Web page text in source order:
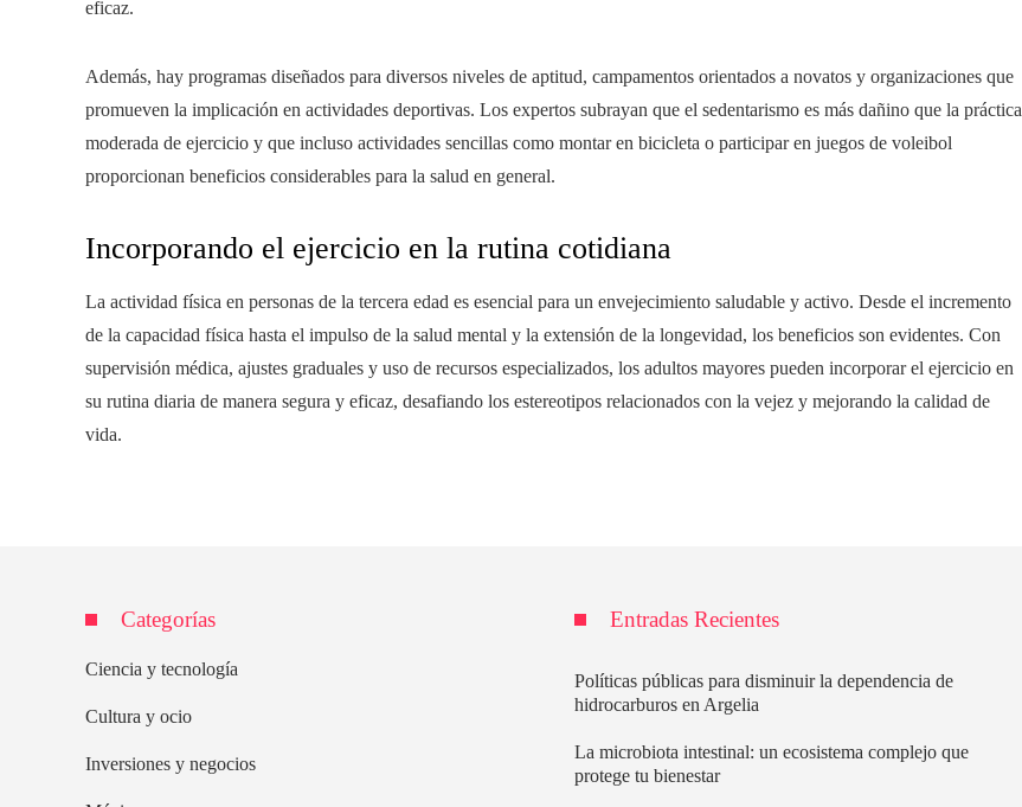
eficaz.
Además, hay programas diseñados para diversos niveles de aptitud, campamentos orientados a novatos y organizaciones que
promueven la implicación en actividades deportivas. Los expertos subrayan que el sedentarismo es más dañino que la práctica
moderada de ejercicio y que incluso actividades sencillas como montar en bicicleta o participar en juegos de voleibol
proporcionan beneficios considerables para la salud en general.
Incorporando el ejercicio en la rutina cotidiana
La actividad física en personas de la tercera edad es esencial para un envejecimiento saludable y activo. Desde el incremento
de la capacidad física hasta el impulso de la salud mental y la extensión de la longevidad, los beneficios son evidentes. Con
supervisión médica, ajustes graduales y uso de recursos especializados, los adultos mayores pueden incorporar el ejercicio en
su rutina diaria de manera segura y eficaz, desafiando los estereotipos relacionados con la vejez y mejorando la calidad de
vida.
Categorías
Ciencia y tecnología
Cultura y ocio
Inversiones y negocios
Entradas Recientes
Políticas públicas para disminuir la dependencia de
hidrocarburos en Argelia
La microbiota intestinal: un ecosistema complejo que
protege tu bienestar